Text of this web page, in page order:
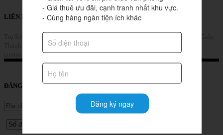
LIÊN HỆ
Trụ Sở Chính: Tầng 8, tòa nhà Sannam, số 78 Phố Duy Tân, Phường Cầu Giấy,
Thành phố Hà Nội, Việt Nam Gọi Ngay (+84) 853 39 4567
contact@hanoioffice.vn
ĐĂNG KÝ TƯ VẤN DỊCH VỤ
- Giá thuê ưu đãi, cạnh tranh nhất khu vực.
- Cùng hàng ngàn tiện ích khác
Đăng ký ngay